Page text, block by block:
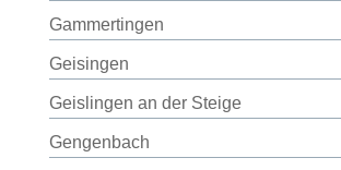
Gammertingen
Geisingen
Geislingen an der Steige
Gengenbach